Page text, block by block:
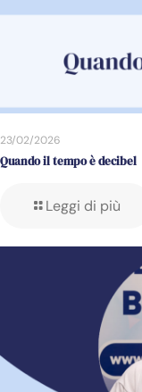
23/02/2026
Quando il tempo è decibel
Leggi di più